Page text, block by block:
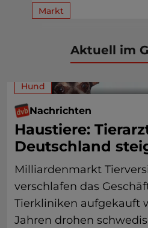
Markt
Aktuell im
Hund
Nachrichten
Haustiere:
Deutschland
Milliardenmarkt
verschlafen das
Tierkliniken aufgekauft
Jahren drohen